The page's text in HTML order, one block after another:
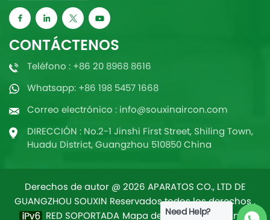
CONTÁCTENOS
Teléfono : +86 20 8968 8616
Whatsapp: +86 198 5457 1668
Correo electrónico : info@souxinaircon.com
DIRECCIÓN : No.2-1 Jinshi First Street, Shiling Town,
Huadu District, Guangzhou 510850 China
Derechos de autor @ 2026 APARATOS CO., LTD DE
GUANGZHOU SOUXIN Reservados todos los derechos .
RED SOPORTADA Mapa del sitio/Blog Xml/
Need Help?